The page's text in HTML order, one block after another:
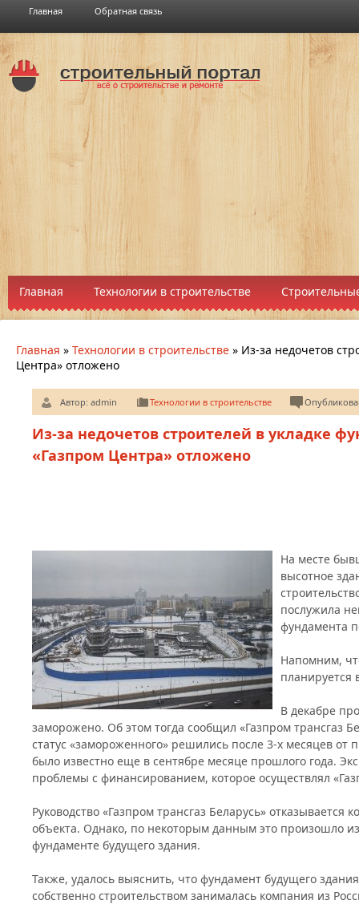
Главная Обратная связь
Главная Технологии в строительстве
Главная » Технологии в строительстве » Из-за недочетов
Центра» отложено
Автор: admin Технологии в строительстве
Из-за недочетов строителей в укладке
«Газпром Центра» отложено
На месте
высотное
послужила
фундамента
Напомним,
планируется
В декабре
заморожено. Об этом тогда сообщил «Газпром трансгаз
статус «замороженного» решились после 3-х месяцев от
было известно еще в сентябре месяце прошлого года.
проблемы с финансированием, которое осуществлял
Руководство «Газпром трансгаз Беларусь»
объекта. Однако, по некоторым данным это произошло
фундаменте будущего здания.
Также, удалось выяснить, что фундамент будущего
собственно строительством занималась компания из